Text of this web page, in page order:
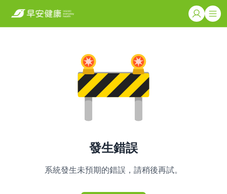
發生錯誤
系統發生未預期的錯誤，請稍後再試。